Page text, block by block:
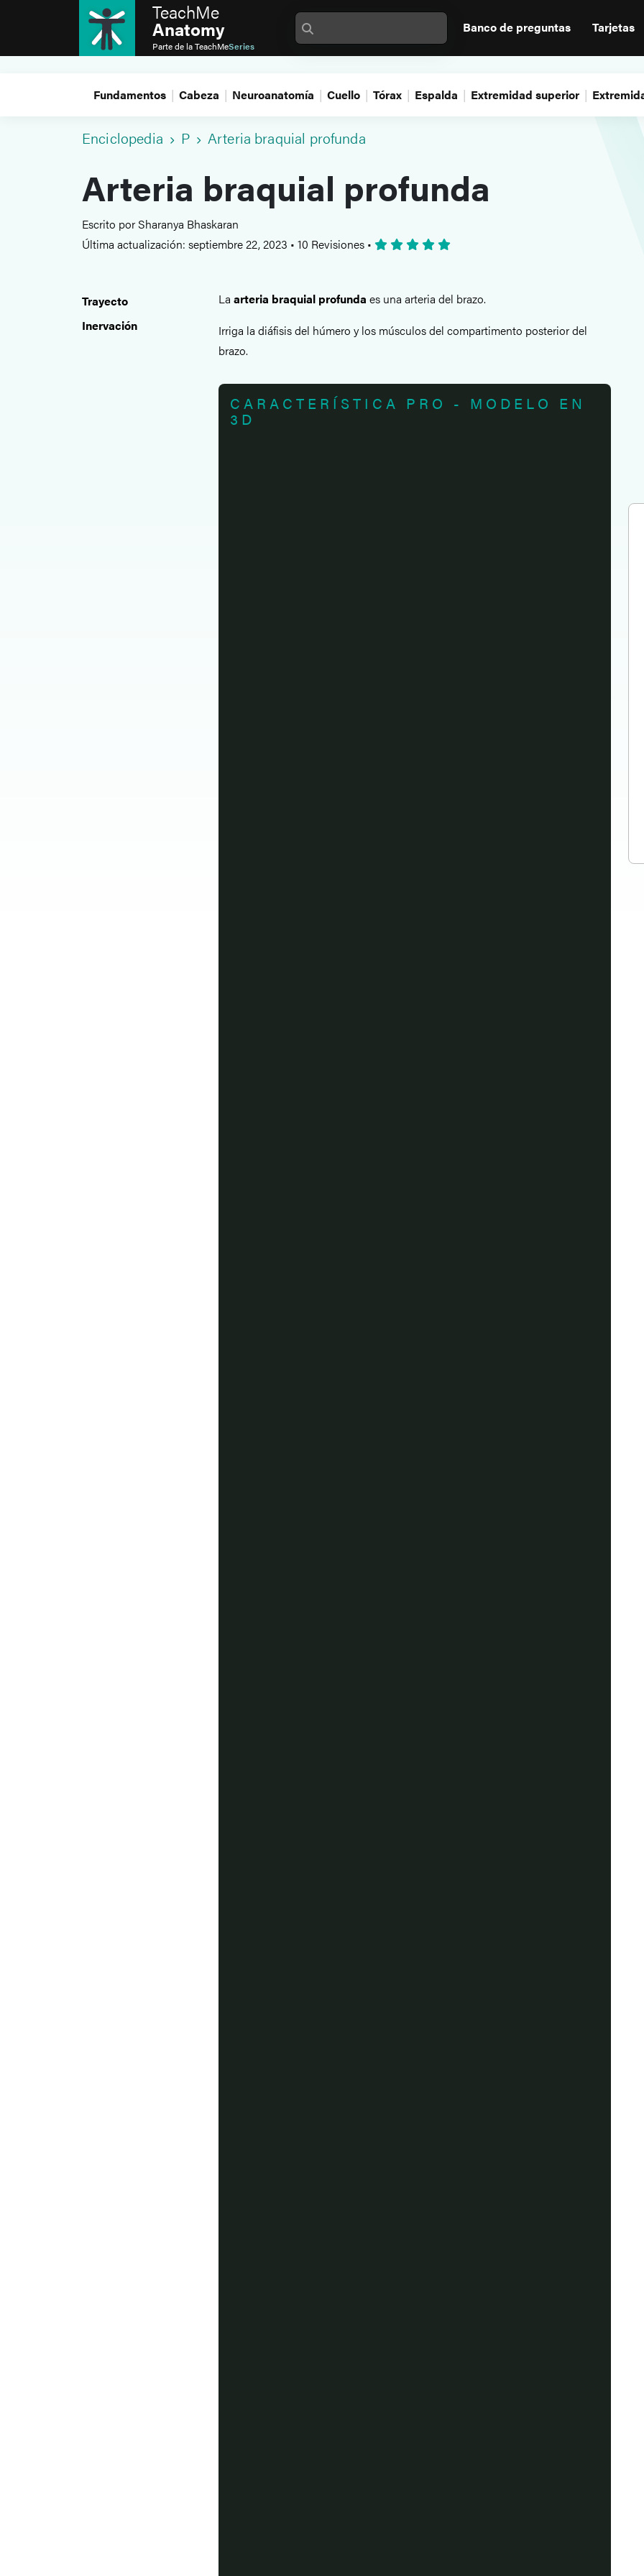
TeachMe
Anatomy
Parte de laTeachMeSeries
Banco de preguntas Tarjetas
Fundamentos Cabeza Neuroanatomía Cuello Tórax Espalda Extremidad superior
Enciclopedia P Arteria braquial profunda
Arteria braquial profunda
Escrito por Sharanya Bhaskaran
Última actualización: septiembre 22, 2023 • 10 Revisiones •
Trayecto
Inervación
La arteria braquial profunda es una arteria del brazo.
Irriga la diáfisis del húmero y los músculos del compartimento posterior del
brazo.
CARACTERÍSTICA PRO - MODELO EN
3D